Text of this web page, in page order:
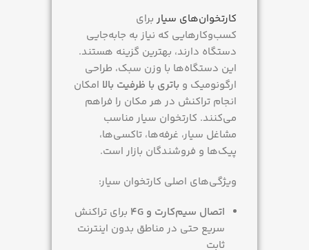
کارتخوان‌های سیار برای
کسب‌وکارهایی که نیاز به جابه‌جایی
دستگاه دارند، بهترین گزینه هستند.
این دستگاه‌ها با وزن سبک، طراحی
ارگونومیک و باتری با ظرفیت بالا امکان
انجام تراکنش در هر مکان را فراهم
می‌کنند. کارتخوان سیار مناسب
مشاغل سیار، غرفه‌ها، تاکسی‌ها،
پیک‌ها و فروشندگان بازار است.
ویژگی‌های اصلی کارتخوان سیار:
اتصال سیم‌کارت و 4G
برای تراکنش
سریع حتی در مناطق بدون اینترنت
ثابت